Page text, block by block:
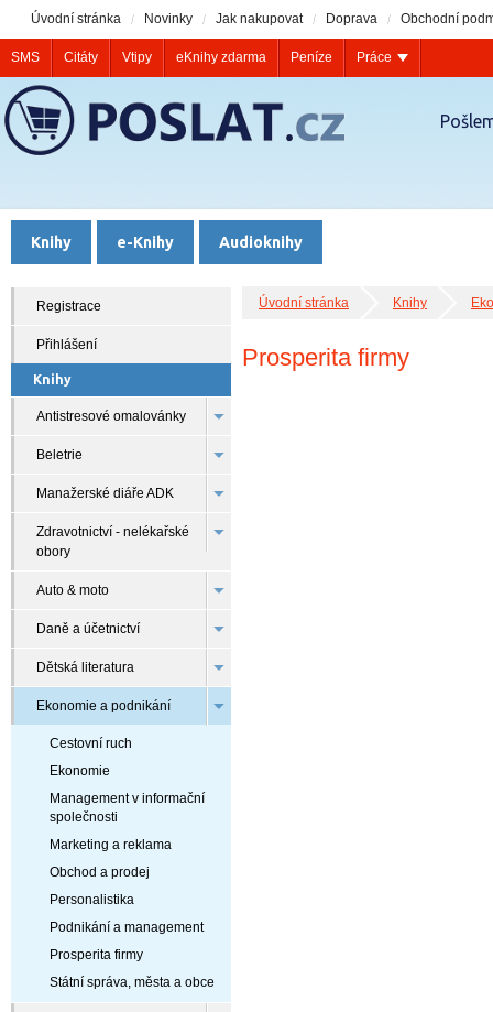
Knihy e-Knihy Audioknihy
Úvodní stránka Knihy
Prosperita firmy
Registrace
Přihlášení
Knihy
Antistresové omalovánky
Beletrie
Manažerské diáře ADK
Zdravotnictví - nelékařské
obory
Auto & moto
Daně a účetnictví
Dětská literatura
Ekonomie a podnikání
Cestovní ruch
Ekonomie
Management v informační
společnosti
Marketing a reklama
Obchod a prodej
Personalistika
Podnikání a management
Prosperita firmy
Státní správa, města a obce
Úvodní stránka Novinky Jak nakupovat Doprava Obchodní
SMS Citáty Vtipy eKnihy zdarma Peníze Práce